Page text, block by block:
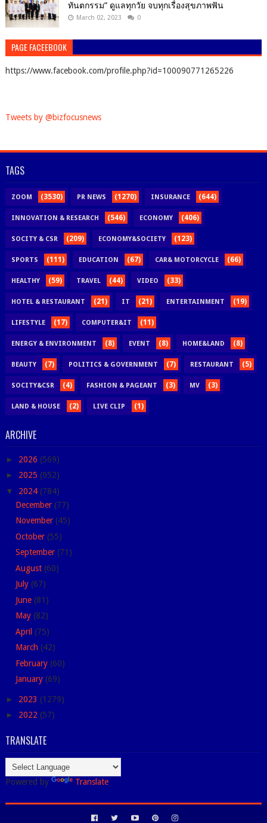
ทันตกรรม” ดูแลทุกวัย จบทุกเรื่องสุขภาพฟัน
March 02, 2023 0
PAGE FACEEBOOK
https://www.facebook.com/profile.php?id=100090771265226
Tweets by @bizfocusnews
TAGS
ZOOM (3530) PR NEWS (1270) INSURANCE (644)
INNOVATION & RESEARCH (546) ECONOMY (406)
SOCITY & CSR (209) ECONOMY&SOCIETY (123)
SPORTS (111) EDUCATION (67) CAR& MOTORCYCLE (66)
HEALTHY (59) TRAVEL (44) VIDEO (33)
HOTEL & RESTAURANT (21) IT (21) ENTERTAINMENT (19)
LIFESTYLE (17) COMPUTER&IT (11)
ENERGY & ENVIRONMENT (8) EVENT (8) HOME&LAND (8)
BEAUTY (7) POLITICS & GOVERNMENT (7) RESTAURANT (5)
SOCITY&CSR (4) FASHION & PAGEANT (3) MV (3)
LAND & HOUSE (2) LIVE CLIP (1)
ARCHIVE
► 2026 (569)
► 2025 (952)
▼ 2024 (784)
December (77)
November (45)
October (55)
September (71)
August (60)
July (67)
June (81)
May (82)
April (75)
March (42)
February (60)
January (69)
► 2023 (1279)
► 2022 (57)
TRANSLATE
Powered by Translate